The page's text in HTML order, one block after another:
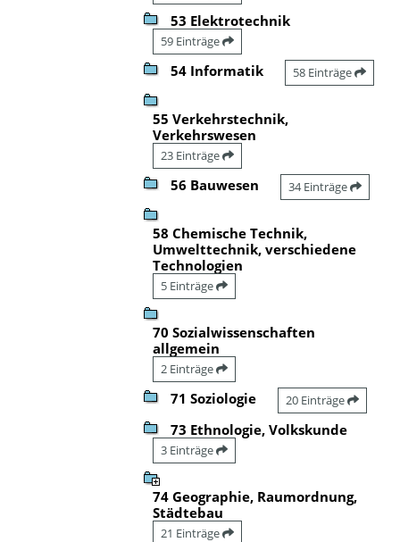
53 Elektrotechnik
59 Einträge
54 Informatik 58 Einträge
55 Verkehrstechnik,
Verkehrswesen
23 Einträge
56 Bauwesen 34 Einträge
58 Chemische Technik,
Umwelttechnik, verschiedene
Technologien
5 Einträge
70 Sozialwissenschaften
allgemein
2 Einträge
71 Soziologie 20 Einträge
73 Ethnologie, Volkskunde
3 Einträge
74 Geographie, Raumordnung,
Städtebau
21 Einträge